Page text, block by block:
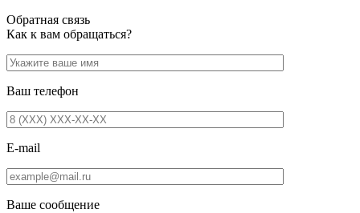
Обратная связь
Как к вам обращаться?
Ваш телефон
E-mail
Ваше сообщение